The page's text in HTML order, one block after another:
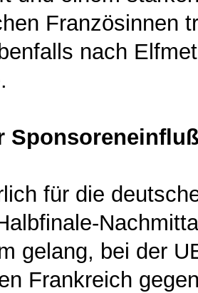
Französinnen
nach
für die
gelang, bei der
Frankreich